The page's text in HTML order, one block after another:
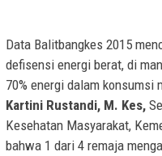
Data Balitbangkes 2015
defisensi energi berat, di
70% energi dalam konsumsi
Kartini Rustandi, M. Kes,
Kesehatan Masyarakat,
bahwa 1 dari 4 remaja